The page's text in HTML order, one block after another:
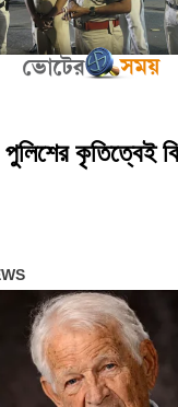
কৃতিত্বেই কি